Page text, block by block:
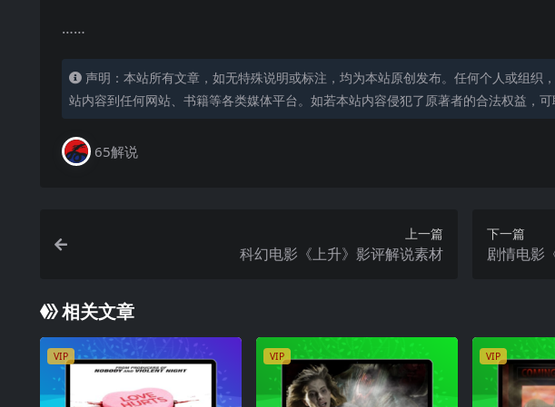
……
声明：本站所有文章，如无特殊说明或标注，均为本站原创发布。任何个人或组织
站内容到任何网站、书籍等各类媒体平台。如若本站内容侵犯了原著者的合法权益，可
65解说
上一篇
科幻电影《上升》影评解说素材
下一篇
剧情电影
相关文章
VIP VIP VIP